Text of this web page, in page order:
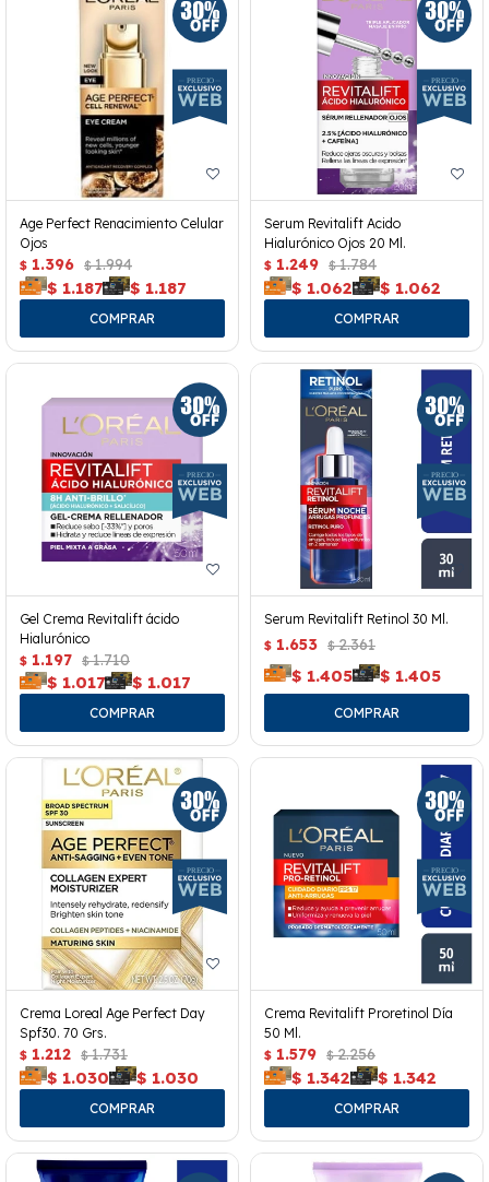
Age Perfect Renacimiento Celular
Ojos
$ 1.396 $ 1.994
$ 1.187 $ 1.187
Serum Revitalift Acido
Hialurónico Ojos 20 Ml.
$ 1.249 $ 1.784
$ 1.062 $ 1.062
Gel Crema Revitalift ácido
Hialurónico
$ 1.197 $ 1.710
$ 1.017 $ 1.017
Serum Revitalift Retinol 30 Ml.
$ 1.653 $ 2.361
$ 1.405 $ 1.405
Crema Loreal Age Perfect Day
Spf30. 70 Grs.
$ 1.212 $ 1.731
$ 1.030 $ 1.030
Crema Revitalift Proretinol Día
50 Ml.
$ 1.579 $ 2.256
$ 1.342 $ 1.342